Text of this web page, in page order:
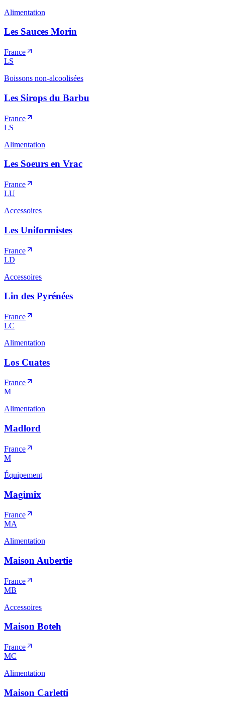
Alimentation
Les Sauces Morin
France
LS
Boissons non-alcoolisées
Les Sirops du Barbu
France
LS
Alimentation
Les Soeurs en Vrac
France
LU
Accessoires
Les Uniformistes
France
LD
Accessoires
Lin des Pyrénées
France
LC
Alimentation
Los Cuates
France
M
Alimentation
Madlord
France
M
Équipement
Magimix
France
MA
Alimentation
Maison Aubertie
France
MB
Accessoires
Maison Boteh
France
MC
Alimentation
Maison Carletti